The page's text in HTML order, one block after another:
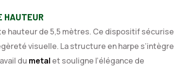
HAUTEUR
hauteur de 5,5 mètres. Ce dispositif sécurise
visuelle. La structure en harpe s’intègre
du metal et souligne l’élégance de